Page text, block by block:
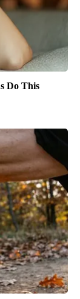
Do This